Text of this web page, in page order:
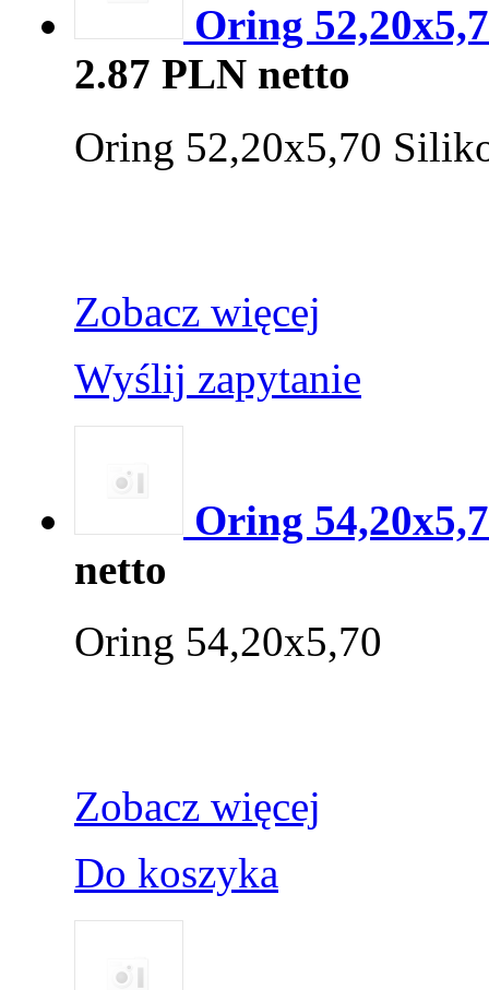
Oring
2.87 PLN netto
Oring 52,20x5,70
Zobacz więcej
Wyślij zapytanie
Oring
netto
Oring 54,20x5,70
Zobacz więcej
Do koszyka